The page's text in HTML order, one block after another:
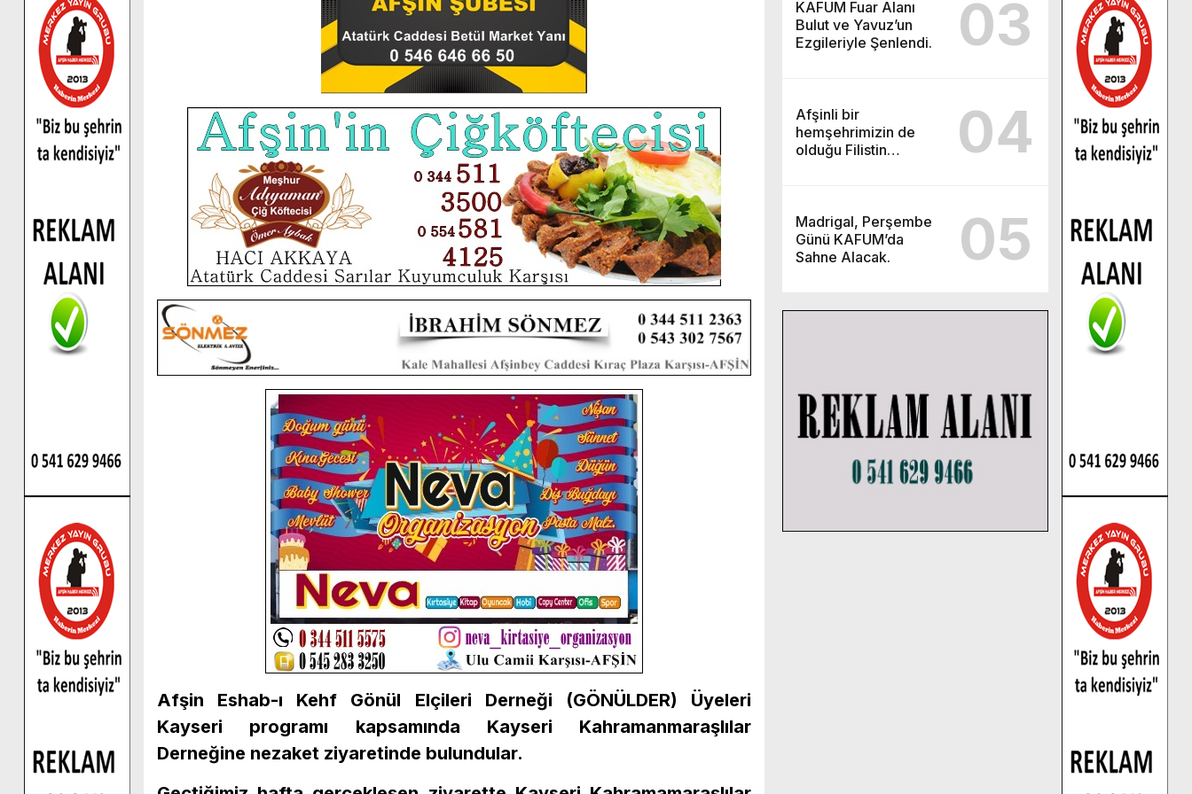
KAFUM Fuar Alanı
Bulut ve Yavuz’un
Ezgileriyle Şenlendi.
03
Afşinli bir
hemşehrimizin de
olduğu Filistin
04
Madrigal, Perşembe
Günü KAFUM’da
Sahne Alacak.
05
Afşin Eshab-ı Kehf Gönül Elçileri Derneği (GÖNÜLDER) Üyeleri
Kayseri programı kapsamında Kayseri Kahramanmaraşlılar
Derneğine nezaket ziyaretinde bulundular.